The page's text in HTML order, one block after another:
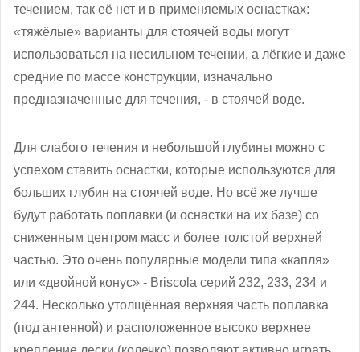
течением, так её нет и в применяемых оснастках:
«тяжёлые» варианты для стоячей воды могут
использоваться на несильном течении, а лёгкие и даже
средние по массе конструкции, изначально
предназначенные для течения, - в стоячей воде.
Для слабого течения и небольшой глубины можно с
успехом ставить оснастки, которые используются для
больших глубин на стоячей воде. Но всё же лучше
будут работать поплавки (и оснастки на их базе) со
сниженным центром масс и более толстой верхней
частью. Это очень популярные модели типа «капля»
или «двойной конус» - Briscola серий 232, 233, 234 и
244. Несколько утолщённая верхняя часть поплавка
(под антенной) и расположенное высоко верхнее